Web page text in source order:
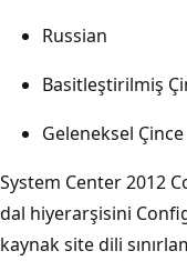
Russian
Basitleştirilmiş
Geleneksel Çince
System Center 2012
dal hiyerarşisini
kaynak site dili